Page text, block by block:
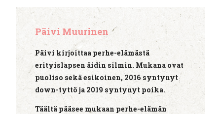
Päivi Muurinen
Päivi kirjoittaa perhe-elämästä
erityislapsen äidin silmin. Mukana ovat
puoliso sekä esikoinen, 2016 syntynyt
down-tyttö ja 2019 syntynyt poika.
Täältä pääsee mukaan perhe-elämän